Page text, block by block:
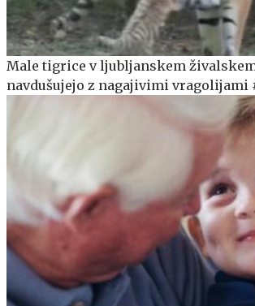
Male tigrice v ljubljanskem
navdušujejo z nagajivimi vragolijami